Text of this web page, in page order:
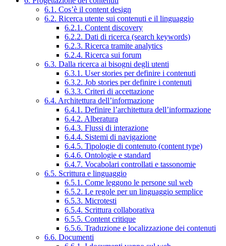
6.1. Cos’è il content design
6.2. Ricerca utente sui contenuti e il linguaggio
6.2.1. Content discovery
6.2.2. Dati di ricerca (search keywords)
6.2.3. Ricerca tramite analytics
6.2.4. Ricerca sui forum
6.3. Dalla ricerca ai bisogni degli utenti
6.3.1. User stories per definire i contenuti
6.3.2. Job stories per definire i contenuti
6.3.3. Criteri di accettazione
6.4. Architettura dell’informazione
6.4.1. Definire l’architettura dell’informazione
6.4.2. Alberatura
6.4.3. Flussi di interazione
6.4.4. Sistemi di navigazione
6.4.5. Tipologie di contenuto (content type)
6.4.6. Ontologie e standard
6.4.7. Vocabolari controllati e tassonomie
6.5. Scrittura e linguaggio
6.5.1. Come leggono le persone sul web
6.5.2. Le regole per un linguaggio semplice
6.5.3. Microtesti
6.5.4. Scrittura collaborativa
6.5.5. Content critique
6.5.6. Traduzione e localizzazione dei contenuti
6.6. Documenti